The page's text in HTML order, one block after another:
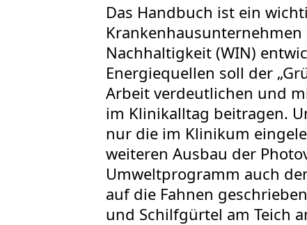
Das Handbuch ist ein
Nachhaltigkeit (WIN)
Energiequellen soll der
Arbeit verdeutlichen und
im Klinikalltag beitragen.
nur die im Klinikum
weiteren Ausbau der
Umweltprogramm auch
auf die Fahnen
und Schilfgürtel am Teich